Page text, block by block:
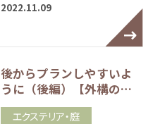
2022.11.09
後からプランしやすいよ
うに（後編）【外構の…
エクステリア・庭